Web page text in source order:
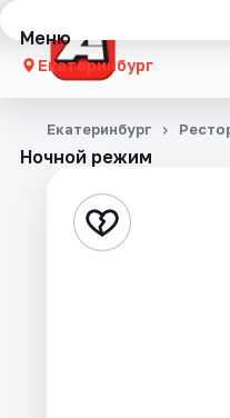
Меню
Екатеринбург
Концерты
Стендап
Ночной режим
Екатеринбург